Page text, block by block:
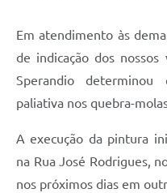
Em atendimento às
de indicação dos
Sperandio
paliativa nos quebra-
A execução da pintura
na Rua José Rodrigues,
nos próximos dias em